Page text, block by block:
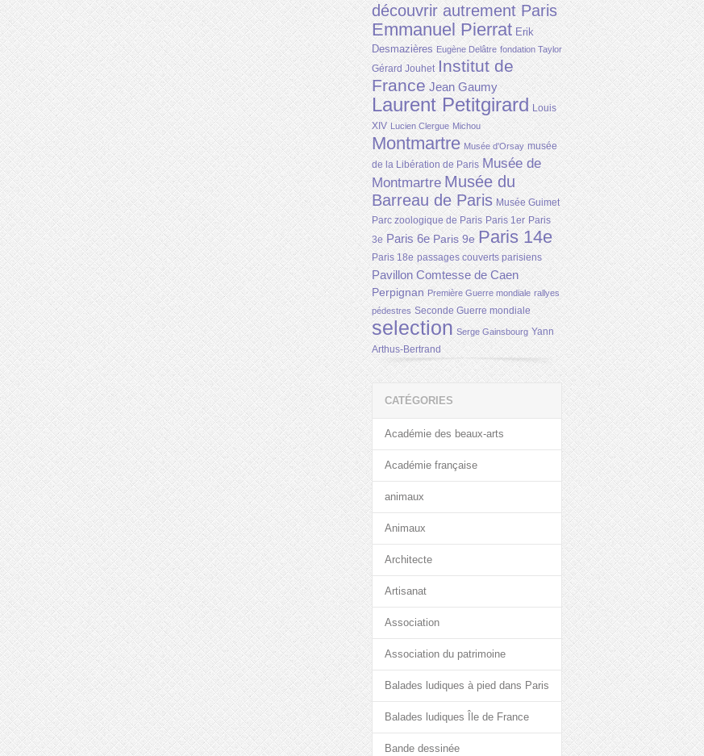
découvrir autrement Paris
Emmanuel Pierrat Erik
Desmazières Eugène Delâtre fondation Taylor
Gérard Jouhet Institut de
France Jean Gaumy
Laurent Petitgirard Louis
XIV Lucien Clergue Michou
Montmartre Musée d'Orsay musée
de la Libération de Paris Musée de
Montmartre Musée du
Barreau de Paris Musée Guimet
Parc zoologique de Paris Paris 1er Paris
3e Paris 6e Paris 9e Paris 14e
Paris 18e passages couverts parisiens
Pavillon Comtesse de Caen
Perpignan Première Guerre mondiale rallyes
pédestres Seconde Guerre mondiale
selection Serge Gainsbourg Yann
Arthus-Bertrand
CATÉGORIES
Académie des beaux-arts
Académie française
animaux
Animaux
Architecte
Artisanat
Association
Association du patrimoine
Balades ludiques à pied dans Paris
Balades ludiques Île de France
Bande dessinée